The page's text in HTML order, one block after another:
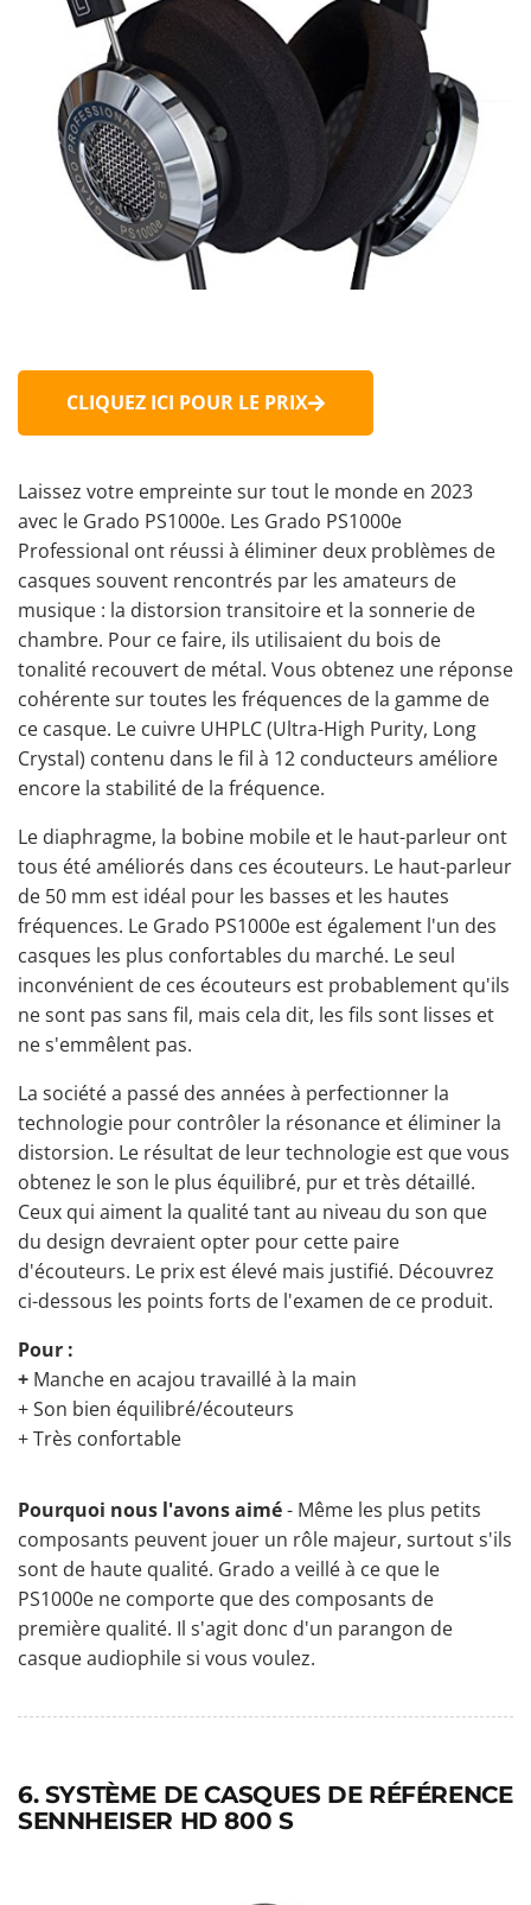
CLIQUEZ ICI POUR LE PRIX
Laissez votre empreinte sur tout le monde en 2023
avec le Grado PS1000e. Les Grado PS1000e
Professional ont réussi à éliminer deux problèmes de
casques souvent rencontrés par les amateurs de
musique : la distorsion transitoire et la sonnerie de
chambre. Pour ce faire, ils utilisaient du bois de
tonalité recouvert de métal. Vous obtenez une réponse
cohérente sur toutes les fréquences de la gamme de
ce casque. Le cuivre UHPLC (Ultra-High Purity, Long
Crystal) contenu dans le fil à 12 conducteurs améliore
encore la stabilité de la fréquence.
Le diaphragme, la bobine mobile et le haut-parleur ont
tous été améliorés dans ces écouteurs. Le haut-parleur
de 50 mm est idéal pour les basses et les hautes
fréquences. Le Grado PS1000e est également l'un des
casques les plus confortables du marché. Le seul
inconvénient de ces écouteurs est probablement qu'ils
ne sont pas sans fil, mais cela dit, les fils sont lisses et
ne s'emmêlent pas.
La société a passé des années à perfectionner la
technologie pour contrôler la résonance et éliminer la
distorsion. Le résultat de leur technologie est que vous
obtenez le son le plus équilibré, pur et très détaillé.
Ceux qui aiment la qualité tant au niveau du son que
du design devraient opter pour cette paire
d'écouteurs. Le prix est élevé mais justifié. Découvrez
ci-dessous les points forts de l'examen de ce produit.
Pour :
+ Manche en acajou travaillé à la main
+ Son bien équilibré/écouteurs
+ Très confortable
Pourquoi nous l'avons aimé- Même les plus petits
composants peuvent jouer un rôle majeur, surtout s'ils
sont de haute qualité. Grado a veillé à ce que le
PS1000e ne comporte que des composants de
première qualité. Il s'agit donc d'un parangon de
casque audiophile si vous voulez.
6. SYSTÈME DE CASQUES DE RÉFÉRENCE
SENNHEISER HD 800 S